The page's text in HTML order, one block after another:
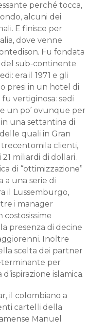
perché tocca,
alcuni dei
E finisce per
dove venne
Fu fondata
sub-continente
era il 1971 e gli
presi in un hotel di
fu vertiginosa: sedi
un po’ ovunque per
una settantina di
quali in Gran
clienti,
miliardi di dollari.
di “ottimizzazione”
a una serie di
il Lussemburgo,
i manager
costosissime
presenza di decine
Inoltre
scelta dei partner
per
islamica.
il colombiano a
cartelli della
Manuel